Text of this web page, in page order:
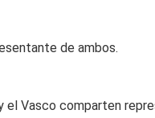
de ambos.
el Vasco comparten